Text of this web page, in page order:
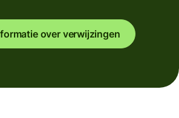
over verwijzingen